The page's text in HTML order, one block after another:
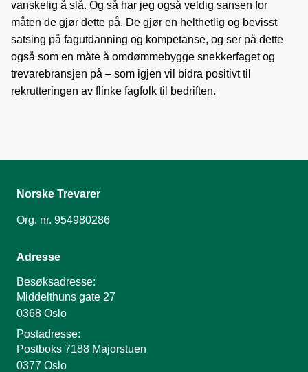
vanskelig å slå. Og så har jeg også veldig sansen for
måten de gjør dette på. De gjør en helthetlig og bevisst
satsing på fagutdanning og kompetanse, og ser på dette
også som en måte å omdømmebygge snekkerfaget og
trevarebransjen på – som igjen vil bidra positivt til
rekrutteringen av flinke fagfolk til bedriften.
Norske Trevarer
Org. nr. 954980286
Adresse
Besøksadresse:
Middelthuns gate 27
0368 Oslo
Postadresse:
Postboks 7188 Majorstuen
0377 Oslo